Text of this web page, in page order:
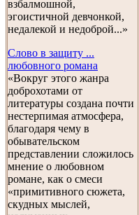
взбалмошной,
эгоистичной девчонкой,
недалекой и недоброй...»
Слово в защиту ...
любовного романа
«Вокруг этого жанра
доброхотами от
литературы создана почти
нестерпимая атмосфера,
благодаря чему в
обывательском
представлении сложилось
мнение о любовном
романе, как о смеси
«примитивного сюжета,
скудных мыслей,